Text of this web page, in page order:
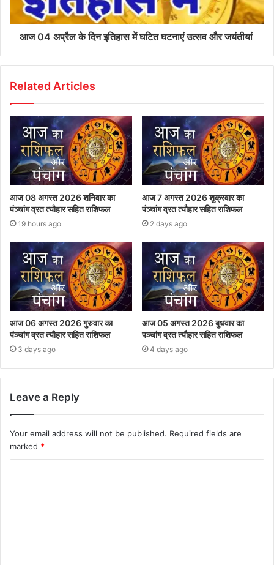
आज 04 अप्रैल के दिन इतिहास में घटित घटनाएं उत्सव और जयंतीयां
Related Articles
आज 08 अगस्त 2026‌ शनिवार का
पंञ्चांग व्रत त्यौहार सहित राशिफल
19 hours ago
आज 7 अगस्त 2026 शुक्रवार का
पंञ्चांग व्रत त्यौहार सहित राशिफल
2 days ago
आज 06 अगस्त 2026 गुरुवार का
पंञ्चांग व्रत त्यौहार सहित राशिफल
3 days ago
आज 05 अगस्त 2026 बुधवार का
पञ्चांग व्रत त्यौहार सहित राशिफल
4 days ago
Leave a Reply
Your email address will not be published. Required fields are
marked *